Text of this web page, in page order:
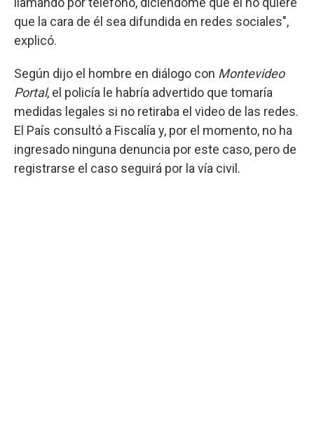
que la cara de él sea difundida en redes sociales",
explicó.
Según dijo el hombre en diálogo con Montevideo
Portal, el policía le habría advertido que tomaría
medidas legales si no retiraba el video de las redes.
El País consultó a Fiscalía y, por el momento, no ha
ingresado ninguna denuncia por este caso, pero de
registrarse el caso seguirá por la vía civil.